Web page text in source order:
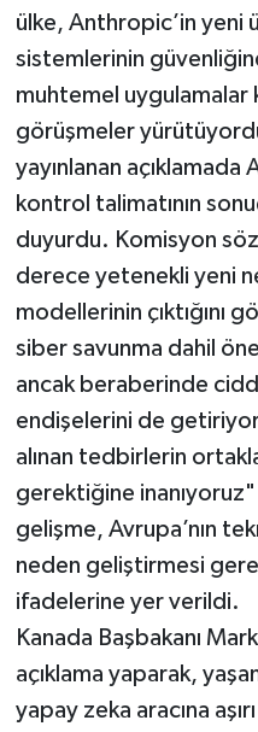
ülke, Anthropic’in yeni
sistemlerinin
muhtemel uygulamalar
görüşmeler
yayınlanan
kontrol talimatının
duyurdu. Komisyon
derece yetenekli yeni
modellerinin çıktığını
siber savunma dahil
ancak beraberinde
endişelerini de
alınan tedbirlerin
gerektiğine
gelişme, Avrupa’nın
neden geliştirmesi
ifadelerine yer verildi.
Kanada Başbakanı
açıklama yaparak,
yapay zeka aracına